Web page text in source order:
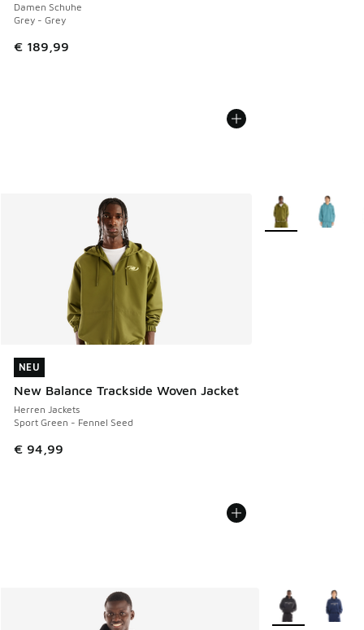
Damen Schuhe
Grey - Grey
€ 189,99
NEU
New Balance Trackside Woven Jacket
Herren Jackets
Sport Green - Fennel Seed
€ 94,99
NEU
Weitere Farben
Weitere Farben